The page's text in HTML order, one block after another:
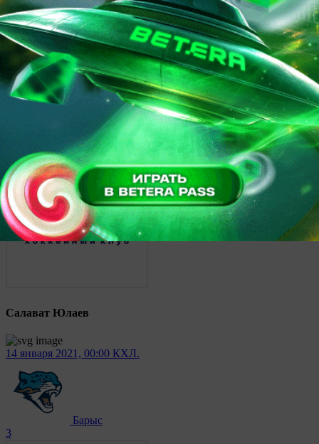
Автомобилист
Салават Юлаев
14 января 2021, 00:00 КХЛ.
Барыс
3